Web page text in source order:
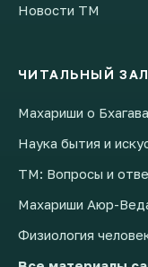
Новости ТМ
ЧИТАЛЬНЫЙ ЗАЛ
Махариши о
Наука бытия и
ТМ: Вопросы и
Махариши Аюр-
Физиология